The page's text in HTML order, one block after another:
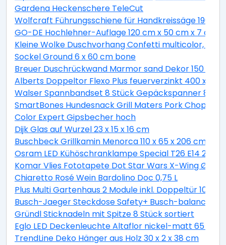
Gardena Heckenschere TeleCut
Wolfcraft Führungsschiene für Handkreissäge 190 x
GO-DE Hochlehner-Auflage 120 cm x 50 cm x 7 cm,
Kleine Wolke Duschvorhang Confetti multicolor, 180
Sockel Ground 6 x 60 cm bone
Breuer Duschrückwand Marmor sand Dekor 150 x
Alberts Doppeltor Flexo Plus feuerverzinkt 400 x 160
Walser Spannbandset 8 Stück Gepäckspanner 8
SmartBones Hundesnack Grill Maters Pork Chop 3
Color Expert Gipsbecher hoch
Dijk Glas auf Wurzel 23 x 15 x 16 cm
Buschbeck Grillkamin Menorca 110 x 65 x 206 cm
Osram LED Kühöschranklampe Special T26 E14
Komar Vlies Fototapete Dot Star Wars X-Wing Ø
Chiaretto Rosé Wein Bardolino Doc 0,75 L
Plus Multi Gartenhaus 2 Module inkl. Doppeltür 10,5
Busch-Jaeger Steckdose Safety+ Busch-balance® SI,
Gründl Sticknadeln mit Spitze 8 Stück sortiert
Eglo LED Deckenleuchte Altaflor nickel-matt 65 x
TrendLine Deko Hänger aus Holz 30 x 2 x 38 cm